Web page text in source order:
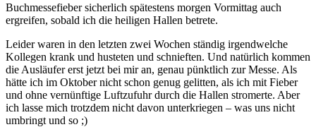
Buchmessefieber sicherlich spätestens morgen Vormittag auch
ergreifen, sobald ich die heiligen Hallen betrete.
Leider waren in den letzten zwei Wochen ständig irgendwelche
Kollegen krank und husteten und schnieften. Und natürlich kommen
die Ausläufer erst jetzt bei mir an, genau pünktlich zur Messe. Als
hätte ich im Oktober nicht schon genug gelitten, als ich mit Fieber
und ohne vernünftige Luftzufuhr durch die Hallen stromerte. Aber
ich lasse mich trotzdem nicht davon unterkriegen – was uns nicht
umbringt und so ;)